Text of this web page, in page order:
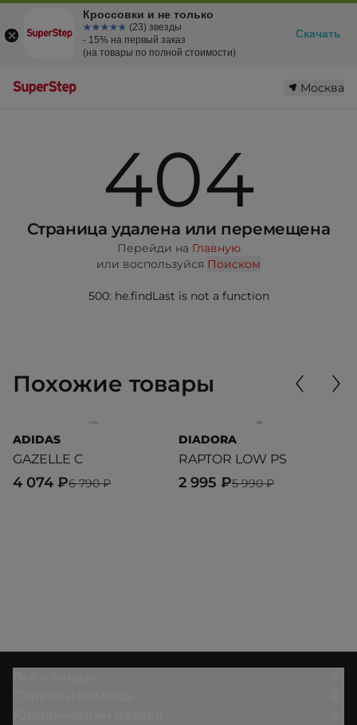
Москва
404
Страница удалена или перемещена
Перейди на Главную
или воспользуйся Поиском
500: he.findLast is not a function
Похожие товары
ADIDAS
GAZELLE C
6 790 ₽
4 074 ₽
DIADORA
RAPTOR LOW PS
5 990 ₽
2 995 ₽
Кроссовки и не только
☆☆☆☆☆
★★★★★ (23) звезды
- 15% на первый заказ
(на товары по полной стоимости)
Скачать